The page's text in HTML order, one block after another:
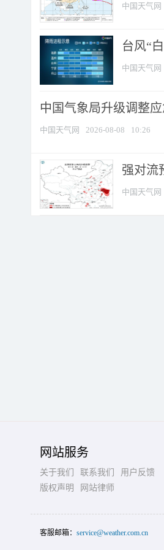
中国天气网
台风“
中国天气网
中国气象局升级调整
中国天气网 2026-08-08 10:26
强对流
中国天气网
网站服务
关于我们 联系我们
用户反馈
版权声明
网站律师
客服邮箱： service@weather.com.cn